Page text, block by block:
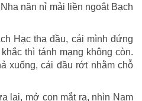
năn nỉ mải liền ngoắt Bạch
Hạc tha đầu, cái mình đứng
thì tánh mạng không còn.
xuống, cái đầu rớt nhằm chỗ
lại, mở con mắt ra, nhìn Nam